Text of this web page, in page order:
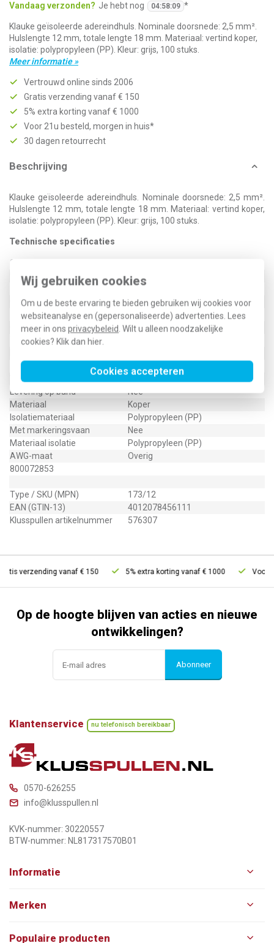
Wij gebruiken cookies
Om u de beste ervaring te bieden gebruiken wij cookies voor
websiteanalyse en (gepersonaliseerde) advertenties. Lees
meer in ons privacybeleid. Wilt u alleen noodzakelijke
cookies? Klik dan hier.
Cookies accepteren
Vandaag verzonden? Je hebt nog 04:58:09 *
Klauke geïsoleerde adereindhuls. Nominale doorsnede: 2,5 mm².
Hulslengte 12 mm, totale lengte 18 mm. Materiaal: vertind koper,
isolatie: polypropyleen (PP). Kleur: grijs, 100 stuks.
Meer informatie »
Vertrouwd online sinds 2006
Gratis verzending vanaf € 150
5% extra korting vanaf € 1000
Voor 21u besteld, morgen in huis*
30 dagen retourrecht
Beschrijving
Klauke geïsoleerde adereindhuls. Nominale doorsnede: 2,5 mm².
Hulslengte 12 mm, totale lengte 18 mm. Materiaal: vertind koper,
isolatie: polypropyleen (PP). Kleur: grijs, 100 stuks.
Technische specificaties
Specificatie
Kleur
Grijs
Hulslengte
12 Millimeter (mm)
Geïsoleerd
Ja
Halogeenvrij
Ja
Oppervlaktebescherming
Vertind
Totale lengte
Nom. doorsnede
2,5 Vierkante millimeter (mm²)
Voor kortsluitvaste lijnen
Levering op band
Nee
Materiaal
Koper
Isolatiemateriaal
Polypropyleen (PP)
Met markeringsvaan
Nee
Materiaal isolatie
Polypropyleen (PP)
AWG-maat
Overig
800072853
Type / SKU (MPN)
173/12
EAN (GTIN-13)
4012078456111
Klusspullen artikelnummer
576307
verzending vanaf € 150 5% extra korting vanaf € 1000 Voor
Op de hoogte blijven van acties en nieuwe
ontwikkelingen?
Abonneer
Klantenservice nu telefonisch bereikbaar
0570-626255
info@klusspullen.nl
KVK-nummer: 30220557
BTW-nummer: NL817317570B01
Informatie
Merken
Populaire producten